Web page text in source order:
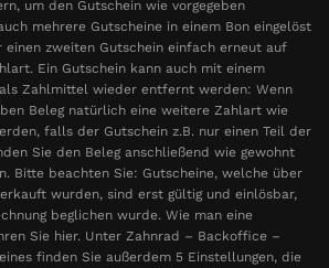
um den Gutschein wie vorgegeben
mehrere Gutscheine in einem Bon eingelöst
zweiten Gutschein einfach erneut auf
Ein Gutschein kann auch mit einem
Zahlmittel wieder entfernt werden: Wenn
Beleg natürlich eine weitere Zahlart wie
falls der Gutschein z.B. nur einen Teil der
Sie den Beleg anschließend wie gewohnt
Bitte beachten Sie: Gutscheine, welche über
wurden, sind erst gültig und einlösbar,
beglichen wurde. Wie man eine
Sie hier. Unter Zahnrad – Backoffice –
finden Sie außerdem 5 Einstellungen, die